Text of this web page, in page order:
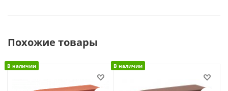
Похожие товары
В наличии В наличии